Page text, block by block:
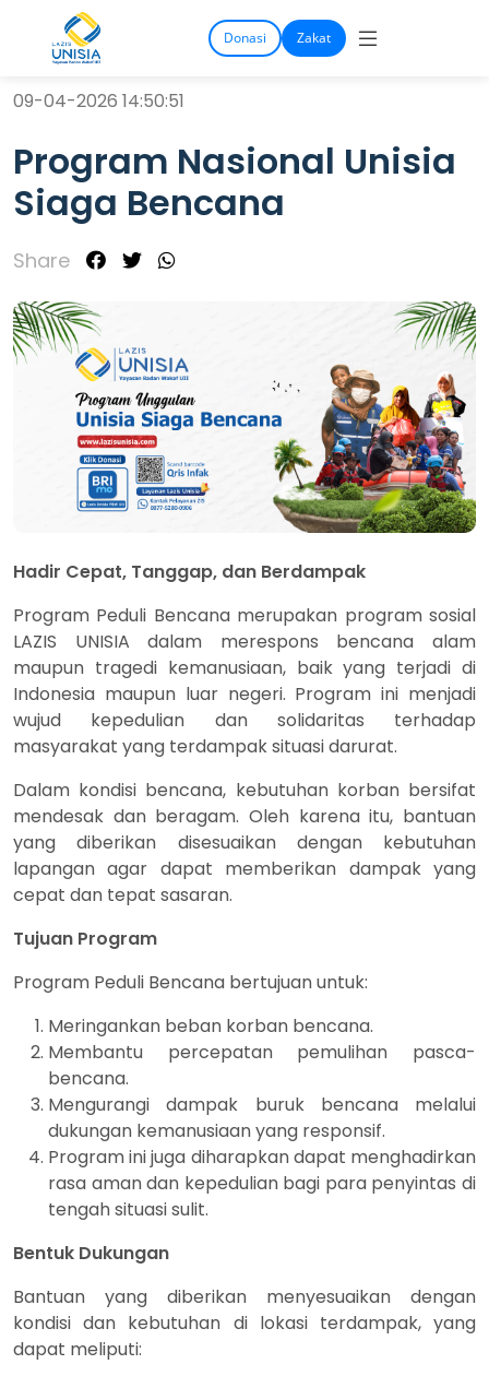
Donasi Zakat
09-04-2026 14:50:51
Program Nasional Unisia
Siaga Bencana
Share
Hadir Cepat, Tanggap, dan Berdampak
Program Peduli Bencana merupakan program sosial
LAZIS UNISIA dalam merespons bencana alam
maupun tragedi kemanusiaan, baik yang terjadi di
Indonesia maupun luar negeri. Program ini menjadi
wujud kepedulian dan solidaritas terhadap
masyarakat yang terdampak situasi darurat.
Dalam kondisi bencana, kebutuhan korban bersifat
mendesak dan beragam. Oleh karena itu, bantuan
yang diberikan disesuaikan dengan kebutuhan
lapangan agar dapat memberikan dampak yang
cepat dan tepat sasaran.
Tujuan Program
Program Peduli Bencana bertujuan untuk:
Meringankan beban korban bencana.
Membantu percepatan pemulihan pasca-
bencana.
Mengurangi dampak buruk bencana melalui
dukungan kemanusiaan yang responsif.
Program ini juga diharapkan dapat menghadirkan
rasa aman dan kepedulian bagi para penyintas di
tengah situasi sulit.
Bentuk Dukungan
Bantuan yang diberikan menyesuaikan dengan
kondisi dan kebutuhan di lokasi terdampak, yang
dapat meliputi: